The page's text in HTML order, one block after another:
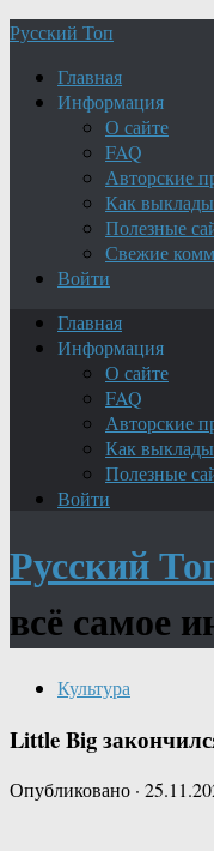
Русский Топ
Главная
Информация
О сайте
FAQ
Авторские
Как
Полезные
Свежие
Войти
Главная
Информация
О сайте
FAQ
Авторские
Как
Полезные
Войти
Русский
всё самое
Культура
Little Big
Опубликовано ·